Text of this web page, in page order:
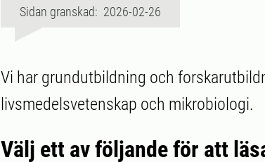
Sidan granskad: 2026-02-26
Vi har grundutbildning och
livsmedelsvetenskap och mikrobiologi.
Välj ett av följande för att